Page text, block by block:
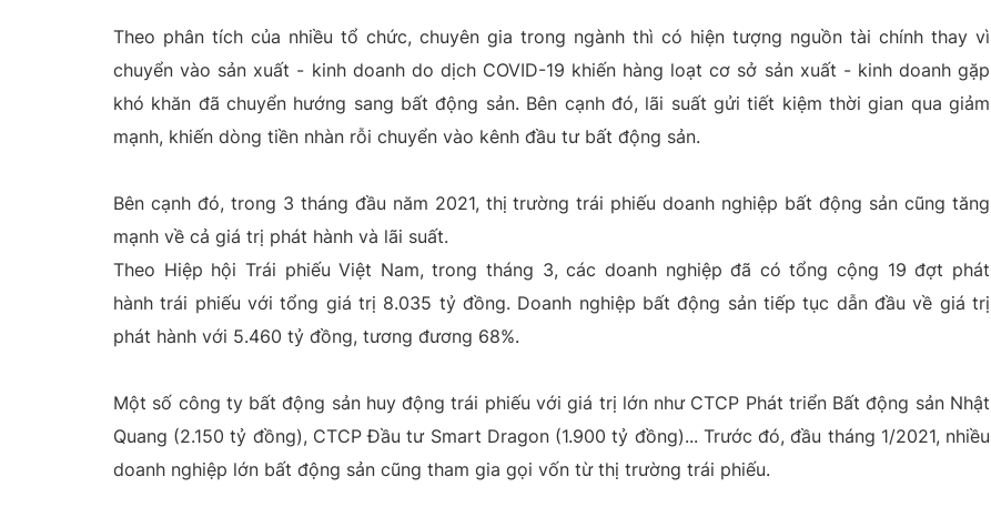
Theo phân tích của nhiều tổ chức, chuyên gia trong ngành thì có hiện tượng nguồn tài chính thay vì
chuyển vào sản xuất - kinh doanh do dịch COVID-19 khiến hàng loạt cơ sở sản xuất - kinh doanh gặp
khó khăn đã chuyển hướng sang bất động sản. Bên cạnh đó, lãi suất gửi tiết kiệm thời gian qua giảm
mạnh, khiến dòng tiền nhàn rỗi chuyển vào kênh đầu tư bất động sản.
Bên cạnh đó, trong 3 tháng đầu năm 2021, thị trường trái phiếu doanh nghiệp bất động sản cũng tăng
mạnh về cả giá trị phát hành và lãi suất.
Theo Hiệp hội Trái phiếu Việt Nam, trong tháng 3, các doanh nghiệp đã có tổng cộng 19 đợt phát
hành trái phiếu với tổng giá trị 8.035 tỷ đồng. Doanh nghiệp bất động sản tiếp tục dẫn đầu về giá trị
phát hành với 5.460 tỷ đồng, tương đương 68%.
Một số công ty bất động sản huy động trái phiếu với giá trị lớn như CTCP Phát triển Bất động sản Nhật
Quang (2.150 tỷ đồng), CTCP Đầu tư Smart Dragon (1.900 tỷ đồng)... Trước đó, đầu tháng 1/2021, nhiều
doanh nghiệp lớn bất động sản cũng tham gia gọi vốn từ thị trường trái phiếu.